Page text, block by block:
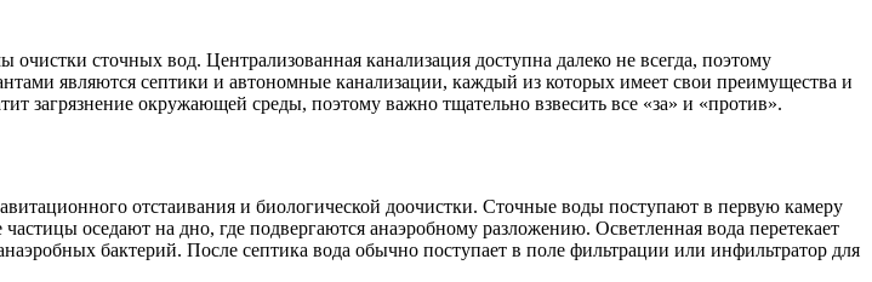
сточных вод. Централизованная канализация доступна далеко не всегда, поэтому
являются септики и автономные канализации, каждый из которых имеет свои преимущества и
загрязнение окружающей среды, поэтому важно тщательно взвесить все «за» и «против».
отстаивания и биологической доочистки. Сточные воды поступают в первую камеру
оседают на дно, где подвергаются анаэробному разложению. Осветленная вода перетекает
бактерий. После септика вода обычно поступает в поле фильтрации или инфильтратор для